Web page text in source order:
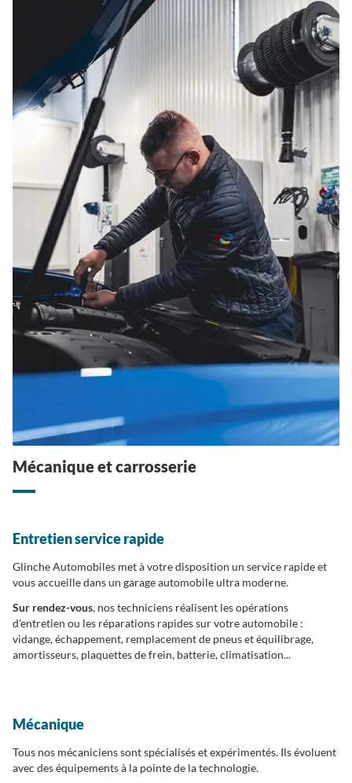
Mécanique et carrosserie
Entretien service rapide
Glinche Automobiles met à votre disposition un service rapide et
vous accueille dans un garage automobile ultra moderne.
Sur rendez-vous, nos techniciens réalisent les opérations
d'entretien ou les réparations rapides sur votre automobile :
vidange, échappement, remplacement de pneus et équilibrage,
amortisseurs, plaquettes de frein, batterie, climatisation...
Mécanique
Tous nos mécaniciens sont spécialisés et expérimentés. Ils évoluent
avec des équipements à la pointe de la technologie.